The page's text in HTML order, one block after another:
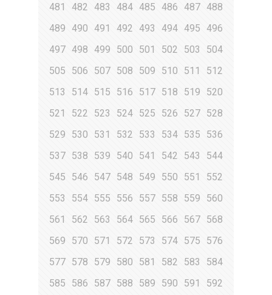
481
482 483 484 485 486 487 488
489
490 491 492 493 494 495
496
497 498 499 500 501 502 503
504
505
506 507 508 509 510 511
512
513
514 515 516 517 518 519
520
521
522 523 524 525 526 527 528
529
530 531 532 533 534 535
536
537 538 539 540 541 542 543
544
545
546 547 548 549 550 551
552
553
554 555 556 557 558 559
560
561
562 563 564 565 566 567 568
569
570 571 572 573 574 575
576
577 578 579 580 581 582 583
584
585
586 587 588 589 590 591
592